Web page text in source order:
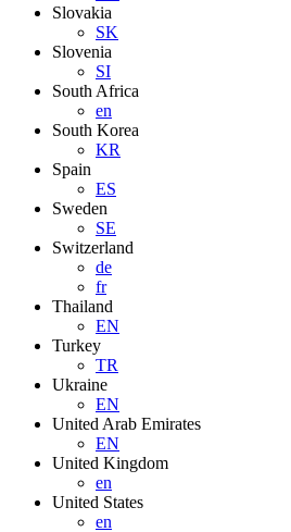
Slovakia
SK
Slovenia
SI
South Africa
en
South Korea
KR
Spain
ES
Sweden
SE
Switzerland
de
fr
Thailand
EN
Turkey
TR
Ukraine
EN
United Arab Emirates
EN
United Kingdom
en
United States
en